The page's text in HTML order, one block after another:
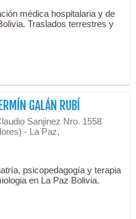
médica hospitalaria y de
Traslados terrestres y
GALÁN RUBÍ
Sanjinez Nro. 1558
- La Paz,
psicopedagogía y terapia
en La Paz Bolivia.